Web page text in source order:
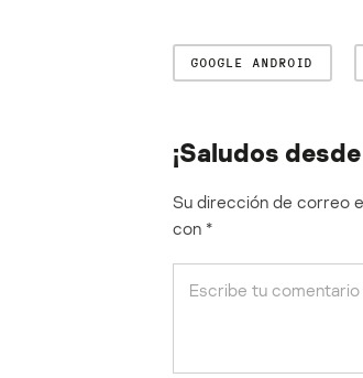
GOOGLE ANDROID
¡Saludos
Su dirección de correo
con *